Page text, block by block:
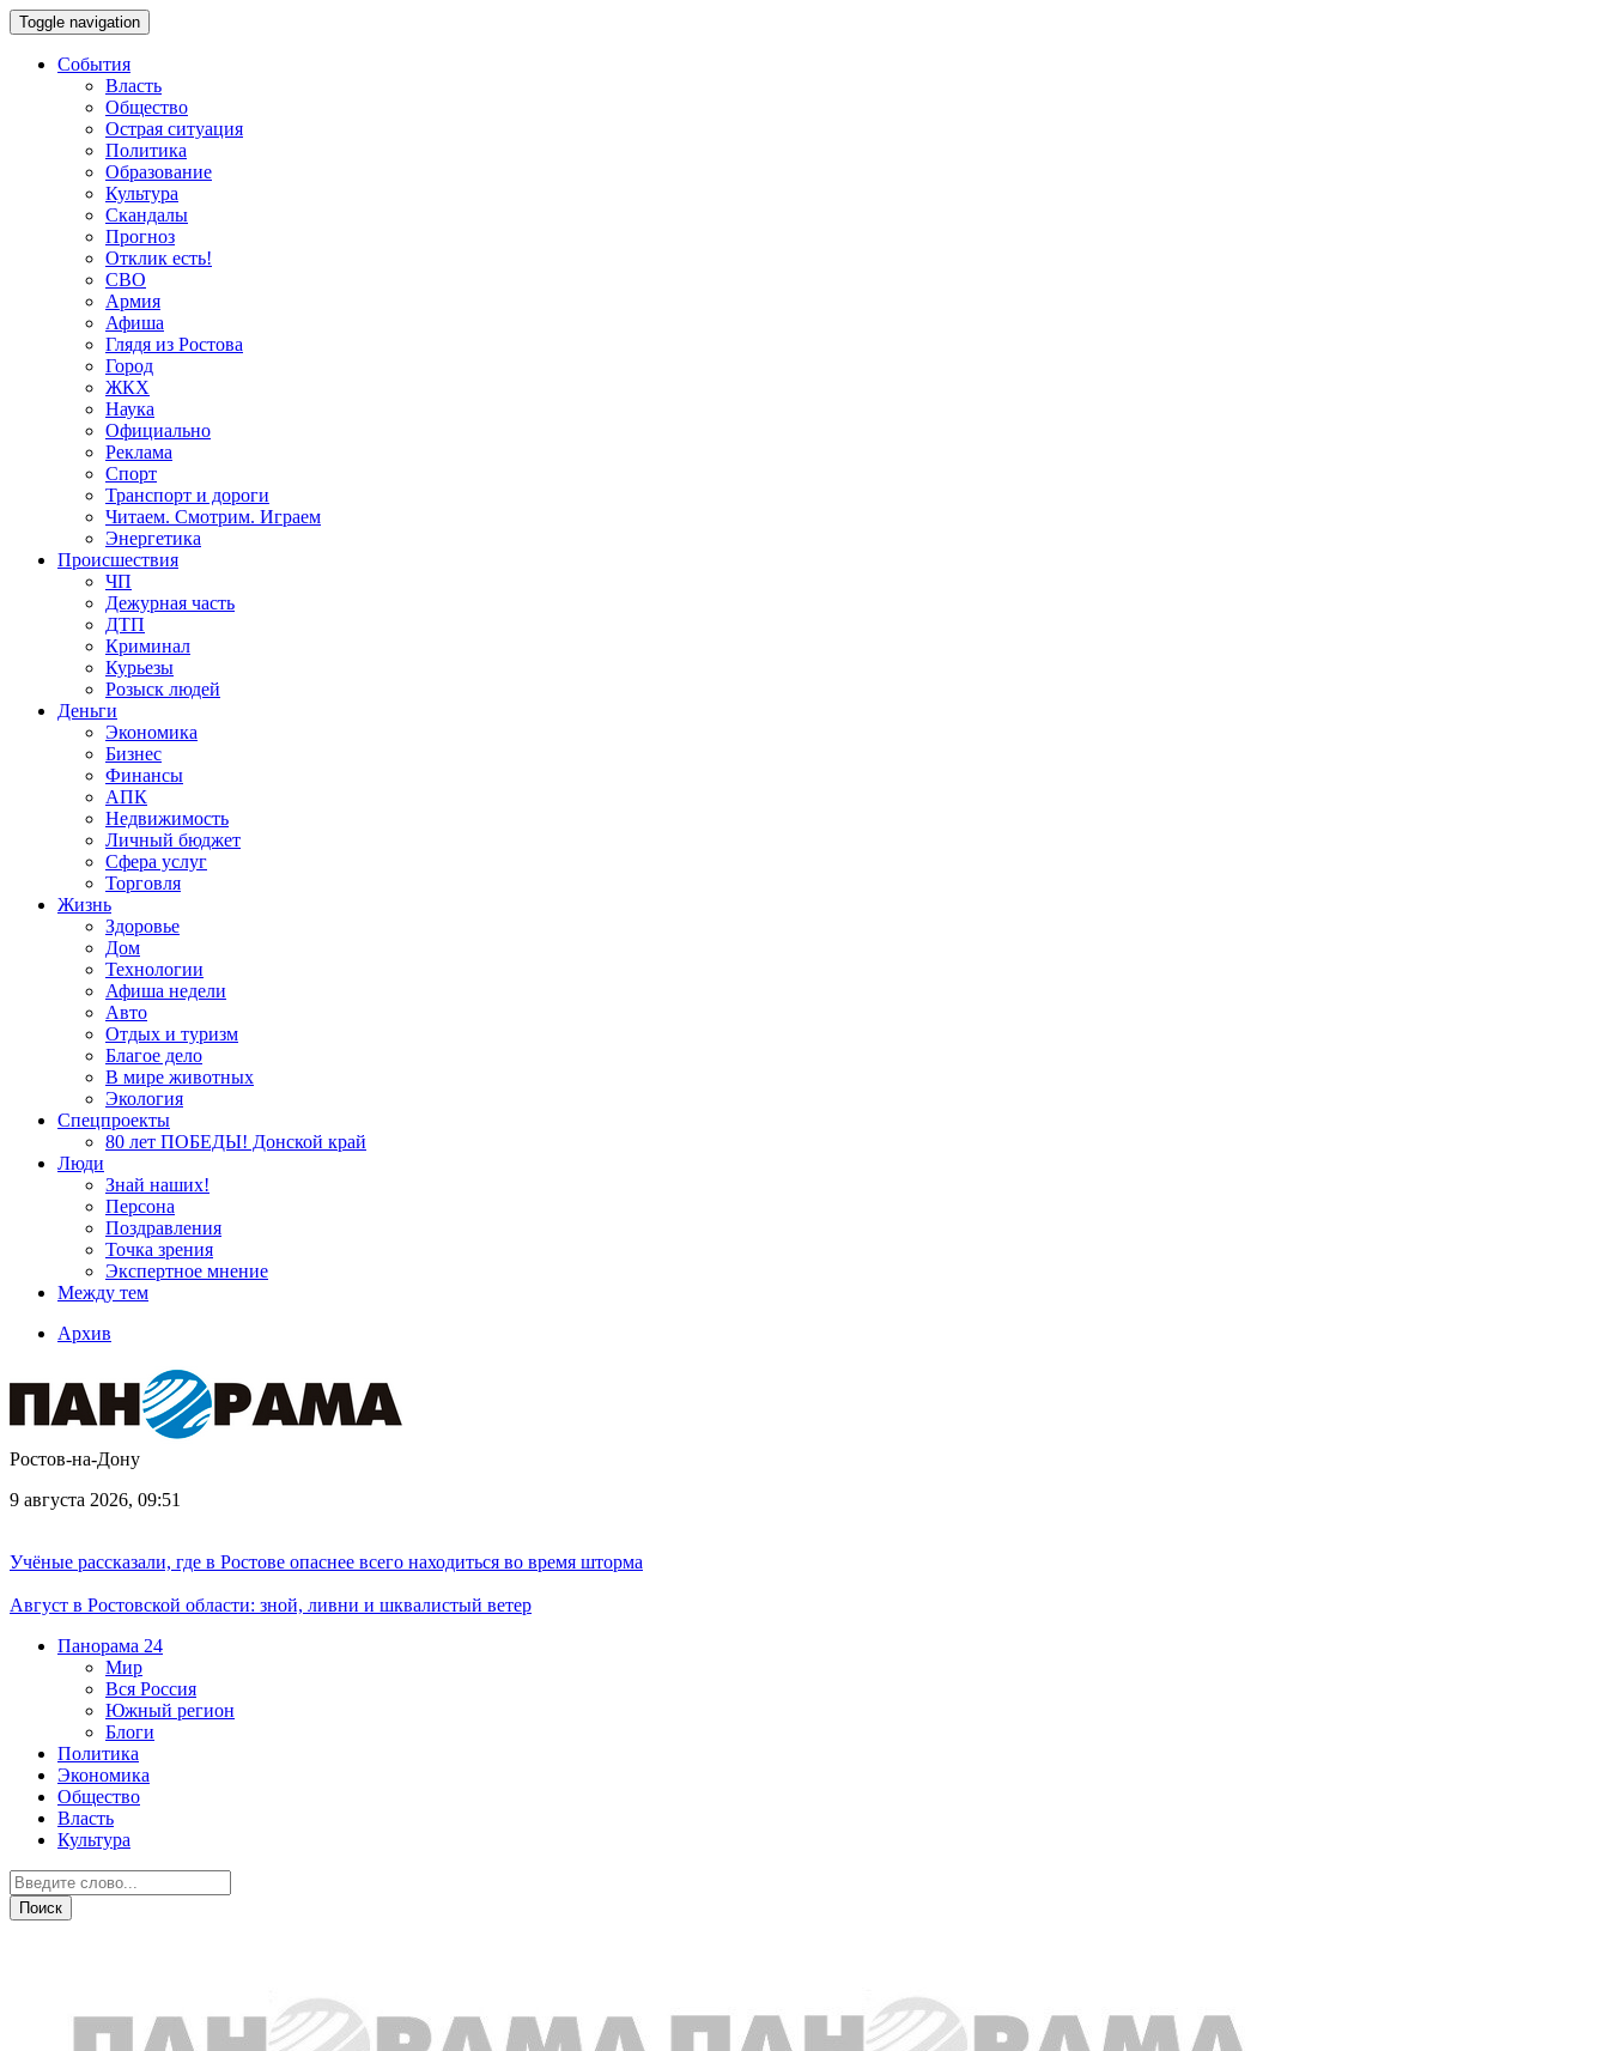
Toggle navigation
События
Власть
Общество
Острая ситуация
Политика
Образование
Культура
Скандалы
Прогноз
Отклик есть!
СВО
Армия
Афиша
Глядя из Ростова
Город
ЖКХ
Наука
Официально
Реклама
Спорт
Транспорт и дороги
Читаем. Смотрим. Играем
Энергетика
Происшествия
ЧП
Дежурная часть
ДТП
Криминал
Курьезы
Розыск людей
Деньги
Экономика
Бизнес
Финансы
АПК
Недвижимость
Личный бюджет
Сфера услуг
Торговля
Жизнь
Здоровье
Дом
Технологии
Афиша недели
Авто
Отдых и туризм
Благое дело
В мире животных
Экология
Спецпроекты
80 лет ПОБЕДЫ! Донской край
Люди
Знай наших!
Персона
Поздравления
Точка зрения
Экспертное мнение
Между тем
Архив
Ростов-на-Дону
9 августа 2026, 09:51
Учёные рассказали, где в Ростове опаснее всего находиться во время шторма
Август в Ростовской области: зной, ливни и шквалистый ветер
Панорама 24
Мир
Вся Россия
Южный регион
Блоги
Политика
Экономика
Общество
Власть
Культура